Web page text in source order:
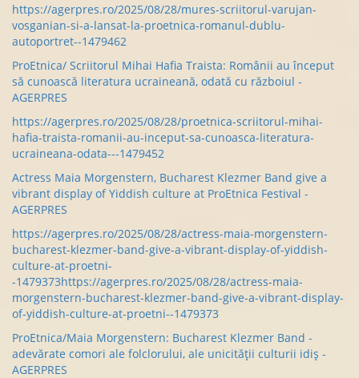
https://agerpres.ro/2025/08/28/mures-scriitorul-varujan-
vosganian-si-a-lansat-la-proetnica-romanul-dublu-
autoportret--1479462
ProEtnica/ Scriitorul Mihai Hafia Traista: Românii au început
să cunoască literatura ucraineană, odată cu războiul -
AGERPRES
https://agerpres.ro/2025/08/28/proetnica-scriitorul-mihai-
hafia-traista-romanii-au-inceput-sa-cunoasca-literatura-
ucraineana-odata---1479452
Actress Maia Morgenstern, Bucharest Klezmer Band give a
vibrant display of Yiddish culture at ProEtnica Festival -
AGERPRES
https://agerpres.ro/2025/08/28/actress-maia-morgenstern-
bucharest-klezmer-band-give-a-vibrant-display-of-yiddish-
culture-at-proetni-
-1479373https://agerpres.ro/2025/08/28/actress-maia-
morgenstern-bucharest-klezmer-band-give-a-vibrant-display-
of-yiddish-culture-at-proetni--1479373
ProEtnica/Maia Morgenstern: Bucharest Klezmer Band -
adevărate comori ale folclorului, ale unicității culturii idiș -
AGERPRES